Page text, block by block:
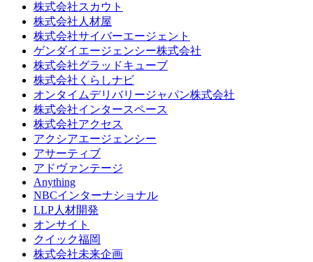
株式会社スカウト
株式会社人材屋
株式会社サイバーエージェント
ゲンダイエージェンシー株式会社
株式会社グラッドキューブ
株式会社くらしナビ
オンタイムデリバリージャパン株式会社
株式会社インタースペース
株式会社アクセス
アクシアエージェンシー
アサーティブ
アドヴァンテージ
Anything
NBCインターナショナル
LLP人材開発
オンサイト
クイック福岡
株式会社未来企画